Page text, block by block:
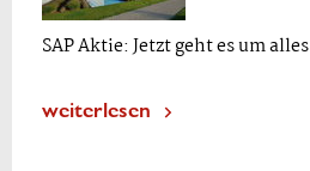
SAP Aktie: Jetzt geht es um alles
weiterlesen